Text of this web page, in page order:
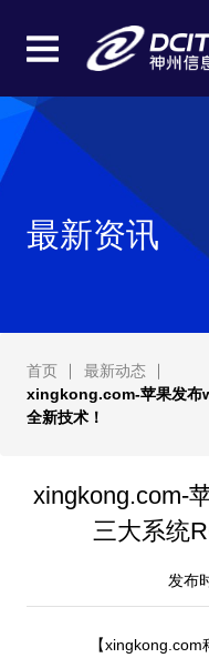
最新资讯
首页
最新动态
xingkong.com-苹果发布
全新技术！
xingkong.com-
三大系统
发布
【xingkong.com科